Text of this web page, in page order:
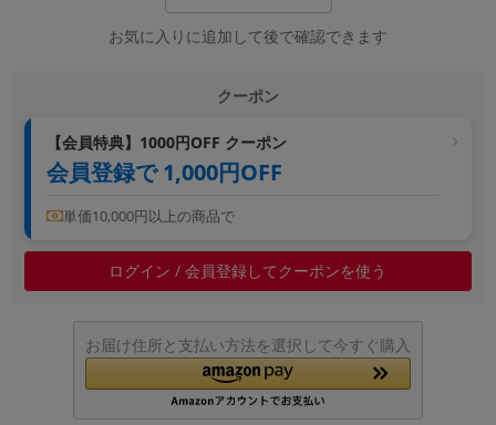
お気に入りに追加して後で確認できます
クーポン
【会員特典】1000円OFF クーポン
会員登録で 1,000円OFF
単価10,000円以上の商品で
ログイン / 会員登録してクーポンを使う
お届け住所と支払い方法を選択して今すぐ購入
円 ～
年 月 まで
各項目のチェックボックスは「or検索」となります。
ただし機能別のみ「and検索」となります。